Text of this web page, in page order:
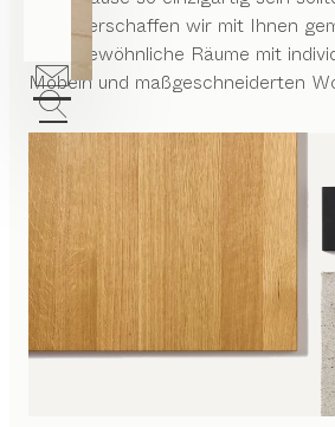
Daher erschaffen wir mit Ihnen
außergewöhnliche Räume mit
Möbeln und maßgeschneiderten